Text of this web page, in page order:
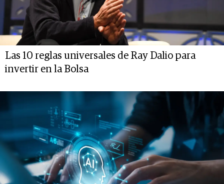
Las 10 reglas universales de Ray Dalio para
invertir en la Bolsa